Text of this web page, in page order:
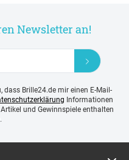
Newsletter an!
Brille24.de mir einen E-Mail-
Informationen
und Gewinnspiele enthalten